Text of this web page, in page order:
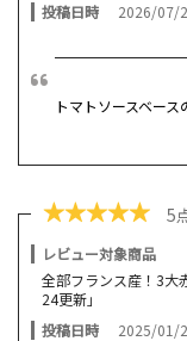
投稿日時
2026/07/
トマトソースベース
★★★★★ 5
レビュー対象商品
全部フランス産！3大
24更新」
投稿日時
2025/01/